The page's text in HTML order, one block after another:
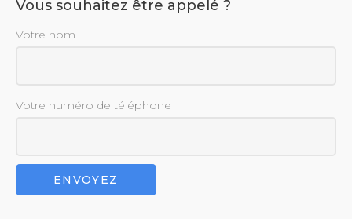
Vous souhaitez être appelé ?
Votre nom
Votre numéro de téléphone